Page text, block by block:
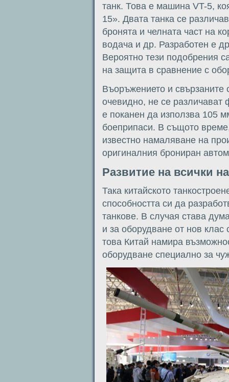
танк. Това е машина VT-5,
15». Двата танка се
бронята и челната част на
водача и др. Разработен е
Вероятно тези подобрения
на защита в сравнение с
Въоръжението и свързаните
очевидно, не се
е поканен да използва 105
боеприпаси. В същото
известно намаляване на
оригиналния брониран
Развитие на всички
Така китайското
способността си да
танкове. В случая става
и за оборудване от нов
това Китай намира
оборудване специално за